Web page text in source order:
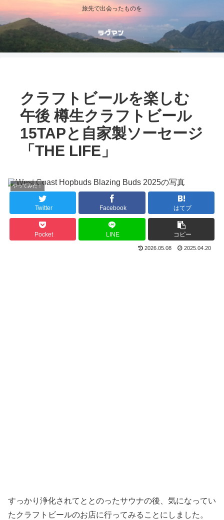
旅先で出会ったものを
クラフトビールを楽しむ
午後 樽生クラフトビール
15TAPと自家製ソーセージ
「THE LIFE」
やってみた！
Twitter Facebook はてブ
Pocket LINE コピー
2026.05.08 2025.04.20
すっかり浄化されてととのったサウナの後、気になってい
たクラフトビールのお店に行ってみることにしました。